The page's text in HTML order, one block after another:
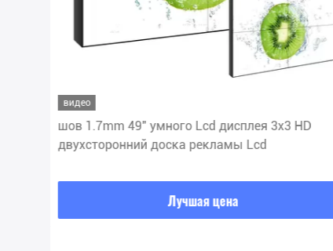
видео
шов 1.7mm 49" умного Lcd дисплея 3x3 HD
двухсторонний доска рекламы Lcd
Лучшая цена